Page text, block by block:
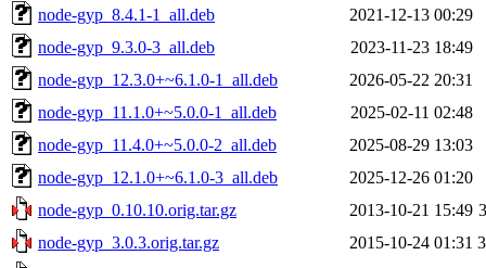
node-gyp_8.4.1-1_all.deb
2021-12-13 00:29
node-gyp_9.3.0-3_all.deb
2023-11-23 18:49
node-gyp_12.3.0+~6.1.0-1_all.deb
2026-05-22 20:31
node-gyp_11.1.0+~5.0.0-1_all.deb
2025-02-11 02:48
node-gyp_11.4.0+~5.0.0-2_all.deb
2025-08-29 13:03
node-gyp_12.1.0+~6.1.0-3_all.deb
2025-12-26 01:20
node-gyp_0.10.10.orig.tar.gz
2013-10-21 15:49
node-gyp_3.0.3.orig.tar.gz
2015-10-24 01:31